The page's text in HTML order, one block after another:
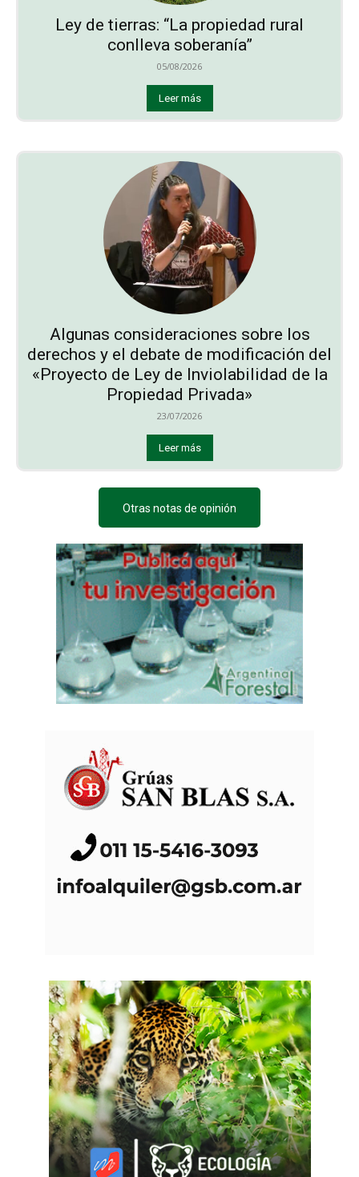
Ley de tierras: “La propiedad rural
conlleva soberanía”
05/08/2026
Leer más
Algunas consideraciones sobre los
derechos y el debate de modificación del
«Proyecto de Ley de Inviolabilidad de la
Propiedad Privada»
23/07/2026
Leer más
Otras notas de opinión